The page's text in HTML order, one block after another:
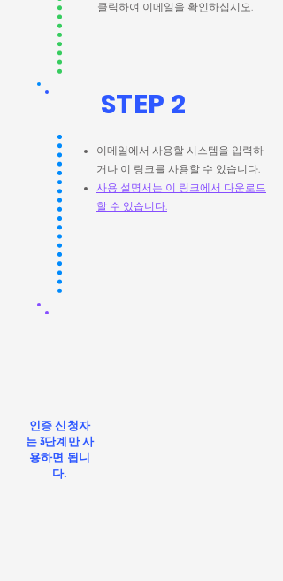
STEP 2
이메일에서 사용할 시스템을 입력하
거나 이 링크를 사용할 수 있습니다.
사용 설명서는 이 링크에서 다운로드
할 수 있습니다.
클릭하여 이메일을 확인하십시오.
인증 신청자
는 3단계만 사
용하면 됩니
다.